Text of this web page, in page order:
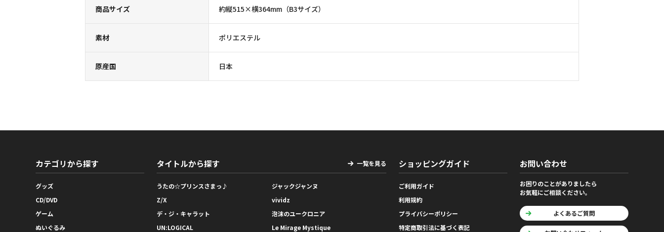
商品サイズ 約縦515×横364mm（B3サイズ）
素材 ポリエステル
原産国 日本
カテゴリから探す
グッズ
CD/DVD
ゲーム
ぬいぐるみ
タイトルから探す 一覧を見る
うたの☆プリンスさまっ♪
ジャックジャンヌ
Z/X
vividz
デ・ジ・キャラット
泡沫のユークロニア
UN:LOGICAL
Le Mirage Mystique
ショッピングガイド
ご利用ガイド
利用規約
プライバシーポリシー
特定商取引法に基づく表記
お問い合わせ
お困りのことがありましたら
お気軽にご相談ください。
よくあるご質問